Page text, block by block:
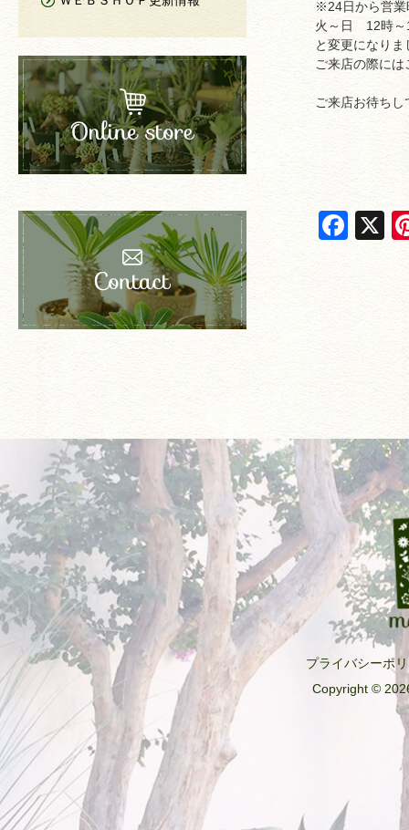
※24日から営業
火～日 12時
と変更になりま
ご来店の際に
ご来店お待ち
F
X
プライバシーポ
Copyright ©